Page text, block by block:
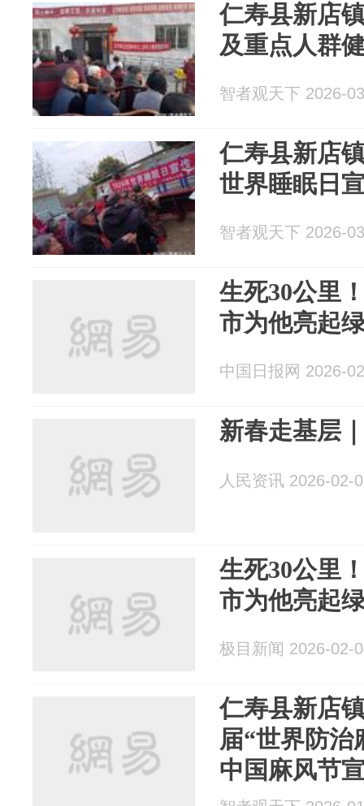
仁寿县新店
及重点人群
智者观天下 2026-
仁寿县新店
世界睡眠日
智者观天下 2026-
生死30公里
市为他亮起
中国日报网 2026-
新春走基层
人民资讯 2026-02-
生死30公里
市为他亮起
极目新闻 2026-02-
仁寿县新店
届“世界防治
中国麻风节